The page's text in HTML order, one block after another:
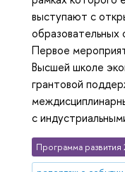
выступают с
образовательных
Первое
Высшей школе
грантовой
с
Программа развития